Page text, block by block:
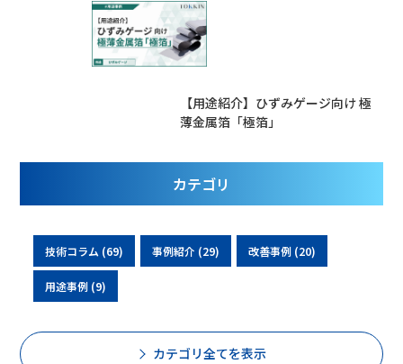
【用途紹介】ひずみゲージ向け 極
薄金属箔「極箔」
カテゴリ
技術コラム (69) 事例紹介 (29) 改善事例 (20)
用途事例 (9)
カテゴリ全てを表示